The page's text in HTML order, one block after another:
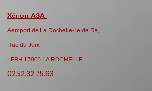
Xénon ASA
Aéroport de La Rochelle-Ile de Ré,
Rue du Jura
LFBH 17000 LA ROCHELLE
02.52.32.75.63